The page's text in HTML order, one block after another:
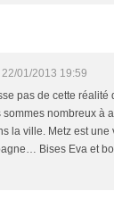
22/01/2013 19:59
pas de cette réalité
sommes nombreux à
la ville. Metz est une
Bises Eva et